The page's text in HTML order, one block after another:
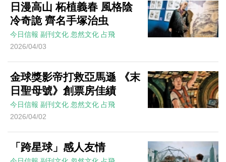
日漫高山 柘植義春 風格陰
冷奇詭 齊名手塚治虫
今日信報 副刊文化 忽然文化 占飛
2026/04/03
金球獎影帝打救亞馬遜 《末
日聖母號》創票房佳績
今日信報 副刊文化 忽然文化 占飛
2026/04/02
「跨星球」感人友情